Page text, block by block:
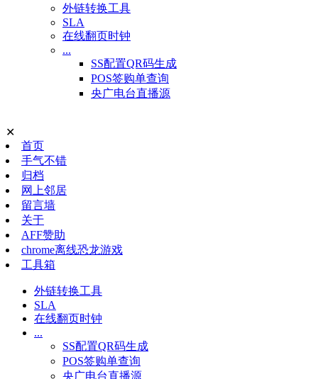
外链转换工具
SLA
在线翻页时钟
...
SS配置QR码生成
POS签购单查询
央广电台直播源
✕
首页
手气不错
归档
网上邻居
留言墙
关于
AFF赞助
chrome离线恐龙游戏
工具箱
外链转换工具
SLA
在线翻页时钟
...
SS配置QR码生成
POS签购单查询
央广电台直播源